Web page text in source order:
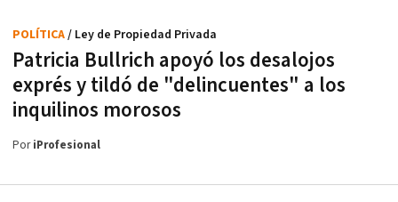
Patricia Bullrich apoyó los desalojos
exprés y tildó de "delincuentes" a los
inquilinos morosos
POLÍTICA/ Ley de Propiedad Privada
PoriProfesional